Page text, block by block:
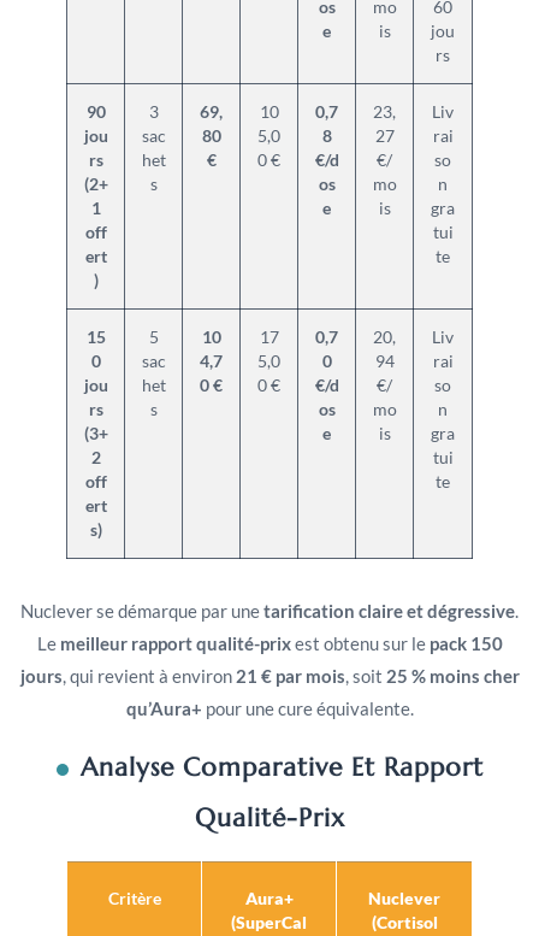
os
e
mo
is
60
jou
rs
90
jou
rs
(2+
1
off
ert
)
3
sac
het
s
69,
80
€
10
5,0
0 €
0,7
8
€/d
os
e
23,
27
€/
mo
is
Liv
rai
so
n
gra
tui
te
15
0
jou
rs
(3+
2
off
ert
s)
5
sac
het
s
10
4,7
0 €
17
5,0
0 €
0,7
0
€/d
os
e
20,
94
€/
mo
is
Liv
rai
so
n
gra
tui
te
Nuclever se démarque par unetarification claire et dégressive.
Le meilleur rapport qualité-prixest obtenu sur le pack 150
jours, qui revient à environ 21 € par mois, soit 25 % moins cher
qu’Aura+ pour une cure équivalente.
Analyse Comparative Et Rapport
Qualité-Prix
Critère
Aura+
(SuperCal
Nuclever
(Cortisol